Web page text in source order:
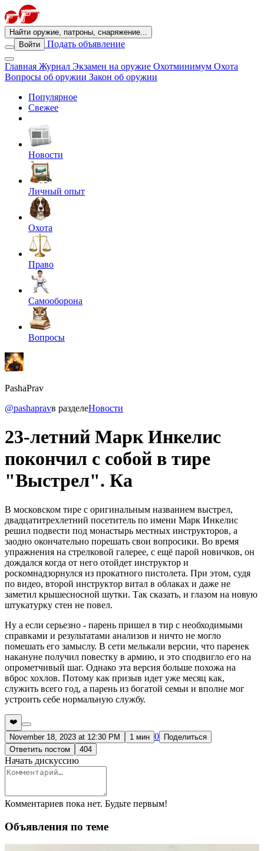
Найти оружие, патроны, снаряжение...
Войти
Подать объявление
Главная Журнал Экзамен на оружие Охотминимум Охота
Вопросы об оружии Закон об оружии
Популярное
Свежее
Новости
Личный опыт
Охота
Право
Самооборона
Вопросы
PashaPrav
@pashapravв разделеНовости
23-летний Марк Инкелис
покончил с собой в тире
"Выстрел". Ка
В московском тире с оригинальным названием выстрел,
двадцатитрехлетний посетитель по имени Марк Инкелис
решил подвести под монастырь местных инструкторов, а
заодно окончательно порешать свои вопросики. Во время
упражнения на стрелковой галерее, с ещё парой новичков, он
дождался когда от него отойдет инструктор и
роскомнадзорнулся из прокатного пистолета. При этом, судя
по видео, второй инструктор витал в облаках и даже не
заметил крышесносной шутки. Так сказать, и глазом на новую
штукатурку стен не повел.
Ну а если серьезно - парень пришел в тир с необходимыми
справками и результатами анализов и ничто не могло
помешать его замыслу. В сети мелькали версии, что паренек
накануне получил повестку в армию, и это сподвигло его на
опрометчивый шаг. Однако эта версия больше похожа на
вброс хохлов. Потому как призыв идет уже месяц как,
служить всего год, а парень из богатой семьи и вполне мог
устроить себе нормальную службу.
❤️
November 18, 2023 at 12:30 PM
1 мин 0
Поделиться
Ответить постом
404
Начать дискуссию
Комментариев пока нет. Будьте первым!
Объявления по теме